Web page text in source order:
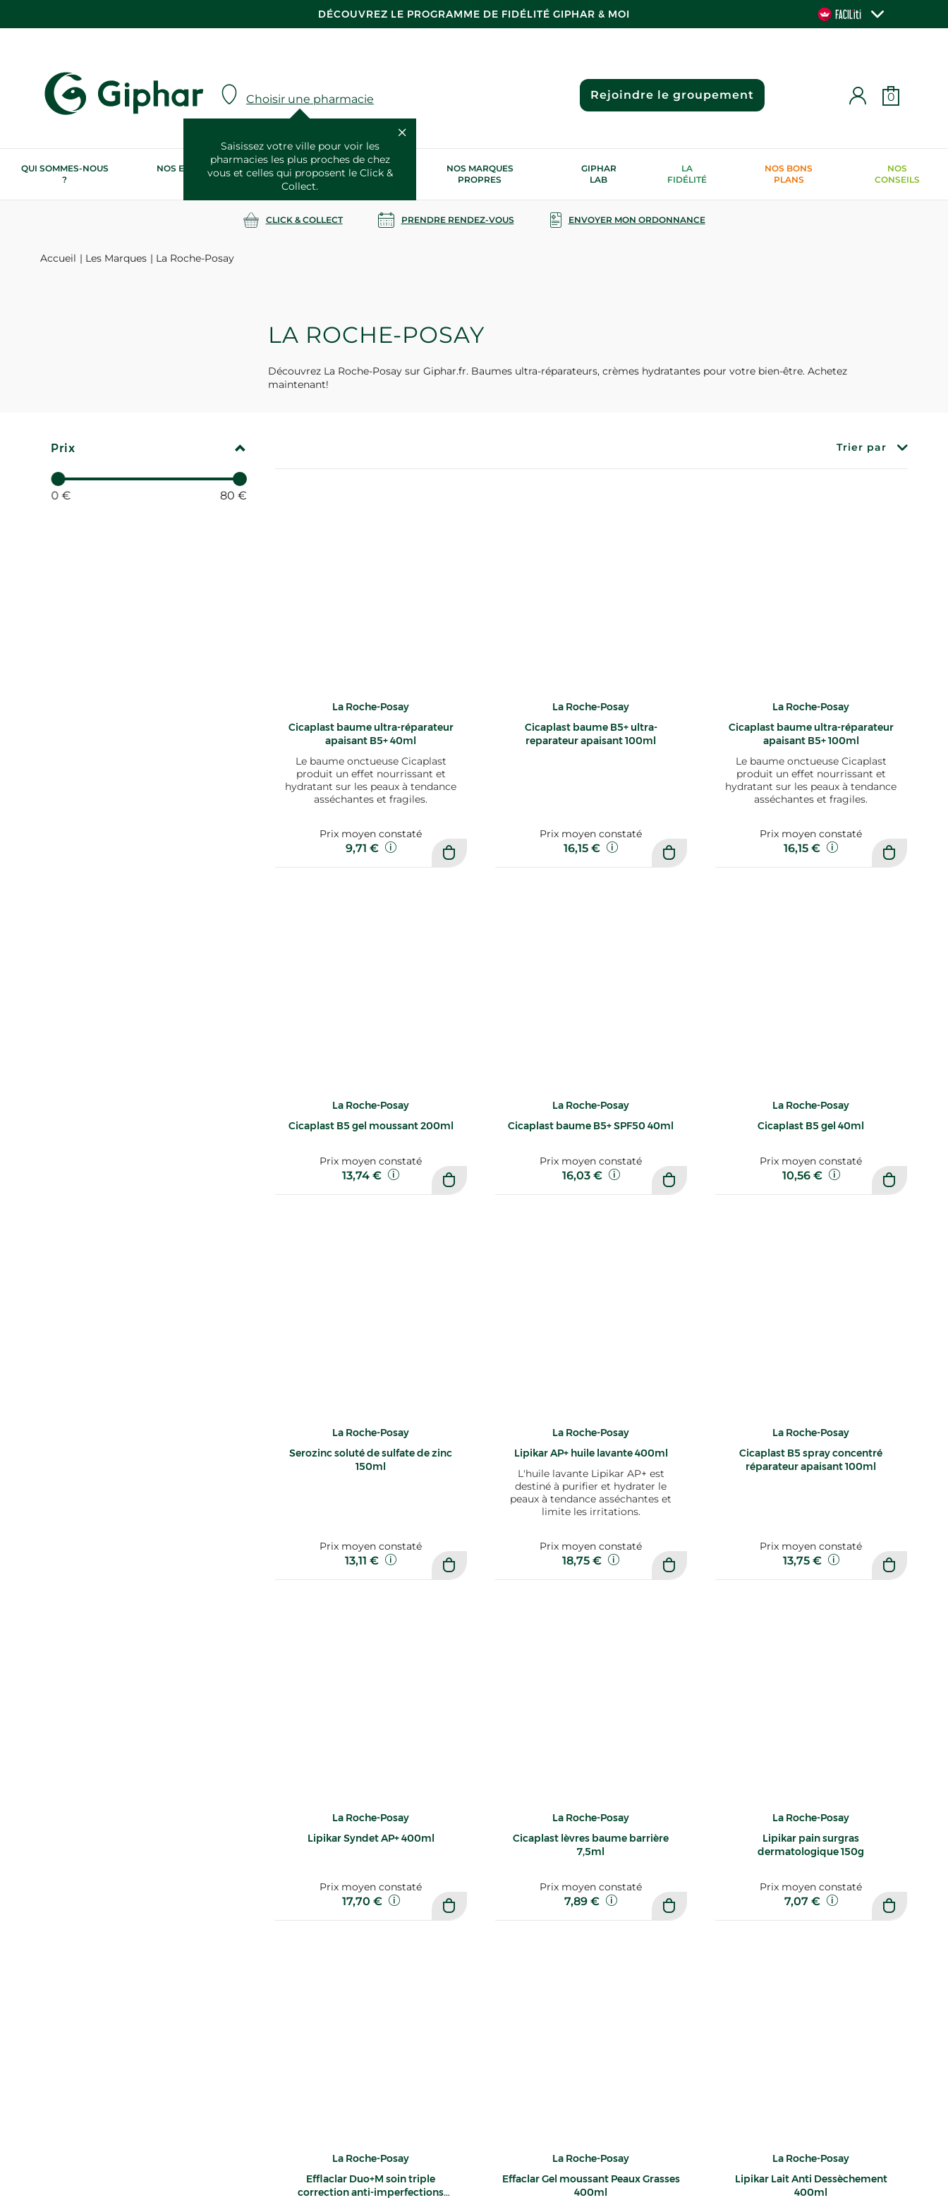
DÉCOUVREZ LE PROGRAMME DE FIDÉLITÉ GIPHAR & MOI
Choisir une pharmacie
Saisissez votre ville pour voir les
pharmacies les plus proches de chez
vous et celles qui proposent le Click &
Collect.
Rejoindre le groupement 0
QUI SOMMES-NOUS
?
NOS ENGAGEMENTS
RSE
NOS SERVICES
SANTÉ
NOS MARQUES
PROPRES
GIPHAR
LAB
LA
FIDÉLITÉ
NOS BONS
PLANS
NOS
CONSEILS
CLICK & COLLECT PRENDRE RENDEZ-VOUS ENVOYER MON ORDONNANCE
Accueil Les Marques La Roche-Posay
LA ROCHE-POSAY
Découvrez La Roche-Posay sur Giphar.fr. Baumes ultra-réparateurs, crèmes hydratantes pour votre bien-être. Achetez
maintenant!
Prix REPLIER
0 € 80 €
Trier par
La Roche-Posay
Cicaplast baume ultra-réparateur
apaisant B5+ 40ml
Le baume onctueuse Cicaplast
produit un effet nourrissant et
hydratant sur les peaux à tendance
asséchantes et fragiles.
Prix moyen constaté
9,71 €
La Roche-Posay
Cicaplast baume B5+ ultra-
reparateur apaisant 100ml
Prix moyen constaté
16,15 €
La Roche-Posay
Cicaplast baume ultra-réparateur
apaisant B5+ 100ml
Le baume onctueuse Cicaplast
produit un effet nourrissant et
hydratant sur les peaux à tendance
asséchantes et fragiles.
Prix moyen constaté
16,15 €
La Roche-Posay
Cicaplast B5 gel moussant 200ml
Prix moyen constaté
13,74 €
La Roche-Posay
Cicaplast baume B5+ SPF50 40ml
Prix moyen constaté
16,03 €
La Roche-Posay
Cicaplast B5 gel 40ml
Prix moyen constaté
10,56 €
La Roche-Posay
Serozinc soluté de sulfate de zinc
150ml
Prix moyen constaté
13,11 €
La Roche-Posay
Lipikar AP+ huile lavante 400ml
L'huile lavante Lipikar AP+ est
destiné à purifier et hydrater le
peaux à tendance asséchantes et
limite les irritations.
Prix moyen constaté
18,75 €
La Roche-Posay
Cicaplast B5 spray concentré
réparateur apaisant 100ml
Prix moyen constaté
13,75 €
La Roche-Posay
Lipikar Syndet AP+ 400ml
Prix moyen constaté
17,70 €
La Roche-Posay
Cicaplast lèvres baume barrière
7,5ml
Prix moyen constaté
7,89 €
La Roche-Posay
Lipikar pain surgras
dermatologique 150g
Prix moyen constaté
7,07 €
La Roche-Posay
Efflaclar Duo+M soin triple
correction anti-imperfections
La Roche-Posay
Effaclar Gel moussant Peaux Grasses
400ml
La Roche-Posay
Lipikar Lait Anti Dessèchement
400ml